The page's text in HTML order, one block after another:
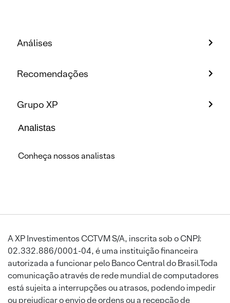
Análises
Recomendações
Grupo XP
Analistas
Conheça nossos analistas
A XP Investimentos CCTVM S/A, inscrita sob o CNPJ:
02.332.886/0001-04, é uma instituição financeira
autorizada a funcionar pelo Banco Central do Brasil.Toda
comunicação através de rede mundial de computadores
está sujeita a interrupções ou atrasos, podendo impedir
ou prejudicar o envio de ordens ou a recepção de